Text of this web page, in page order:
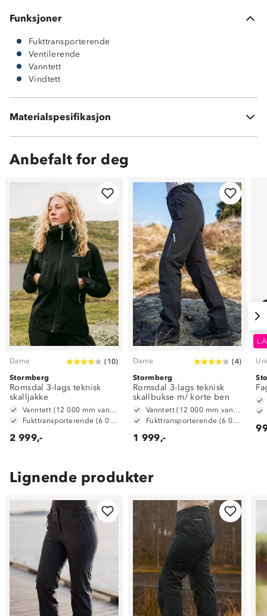
Funksjoner
Fukttransporterende
Ventilerende
Vanntett
Vindtett
Materialspesifikasjon
100 % polyesterinnside
Anbefalt for deg
Dame ( 10)
Stormberg
Romsdal 3-lags teknisk
skalljakke
2 999,-
Dame (4)
Stormberg
Romsdal 3-lags teknisk
skallbukse m/ korte ben
1 999,-
Lignende produkter